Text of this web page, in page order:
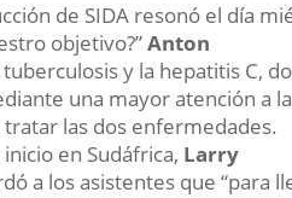
de SIDA resonó el día
objetivo?”Anton
y la hepatitis C,
una mayor atención a
las dos enfermedades.
en Sudáfrica, Larry
a los asistentes que “para